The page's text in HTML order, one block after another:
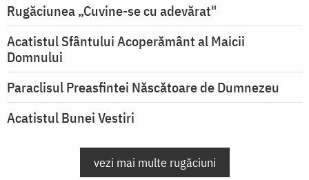
Rugăciunea „Cuvine-se cu adevărat"
Acatistul Sfântului Acoperământ al Maicii
Domnului
Paraclisul Preasfintei Născătoare de Dumnezeu
Acatistul Bunei Vestiri
vezi mai multe rugăciuni